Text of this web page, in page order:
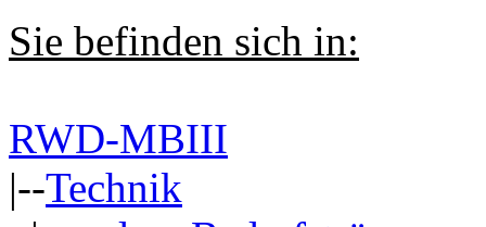
Sie befinden sich in:
RWD-MBIII
|--Technik